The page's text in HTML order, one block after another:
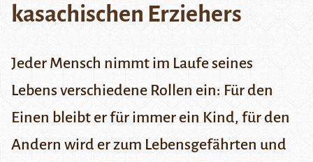
kasachischen Erziehers
Jeder Mensch nimmt im Laufe seines
Lebens verschiedene Rollen ein: Für den
Einen bleibt er für immer ein Kind, für den
Andern wird er zum Lebensgefährten und